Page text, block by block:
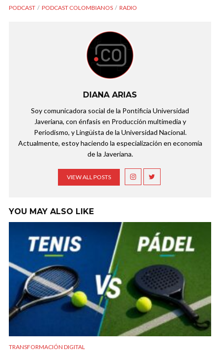
PODCAST PODCAST COLOMBIANOS RADIO
DIANA ARIAS
Soy comunicadora social de la Pontificia Universidad
Javeriana, con énfasis en Producción multimedia y
Periodismo, y Lingüista de la Universidad Nacional.
Actualmente, estoy haciendo la especialización en economía
de la Javeriana.
VIEW ALL POSTS
YOU MAY ALSO LIKE
TRANSFORMACIÓN DIGITAL